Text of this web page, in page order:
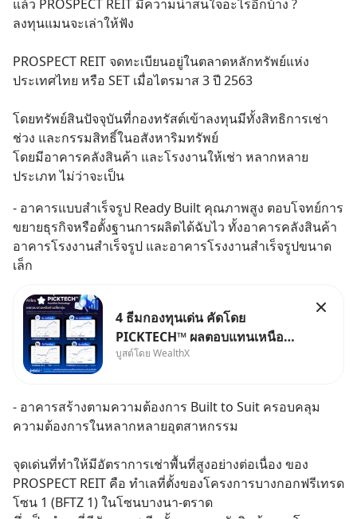
แล้ว PROSPECT REIT มีความน่าสนใจอะไรอีกบ้าง ?
ลงทุนแมนจะเล่าให้ฟัง
PROSPECT REIT จดทะเบียนอยู่ในตลาดหลักทรัพย์แห่ง
ประเทศไทย หรือ SET เมื่อไตรมาส 3 ปี 2563
โดยทรัพย์สินปัจจุบันที่กองทรัสต์เข้าลงทุนมีทั้งสิทธิการเช่า
ช่วง และกรรมสิทธิ์ในอสังหาริมทรัพย์
โดยมีอาคารคลังสินค้า และโรงงานให้เช่า หลากหลาย
ประเภท ไม่ว่าจะเป็น
- อาคารแบบสำเร็จรูป Ready Built คุณภาพสูง ตอบโจทย์การ
ขยายธุรกิจหรือตั้งฐานการผลิตได้ฉับไว ทั้งอาคารคลังสินค้า
อาคารโรงงานสำเร็จรูป และอาคารโรงงานสำเร็จรูปขนาด
เล็ก
4 ธีมกองทุนเด่น คัดโดย
PICKTECH™ ผลตอบแทนเหนือค่า
เฉลี่ยกลุ่ม ถ้าอยากค้นหากองทุนที่
ค้นหาข้อมูลและวิเคราะห์เองให้
เสียเวลา แค่ใช้ PICKTECH™ บน
บูสต์โดย WealthX
- อาคารสร้างตามความต้องการ Built to Suit ครอบคลุม
ความต้องการในหลากหลายอุตสาหกรรม
จุดเด่นที่ทำให้มีอัตราการเช่าพื้นที่สูงอย่างต่อเนื่อง ของ
PROSPECT REIT คือ ทำเลที่ตั้งของโครงการบางกอกฟรีเทรด
โซน 1 (BFTZ 1) ในโซนบางนา-ตราด